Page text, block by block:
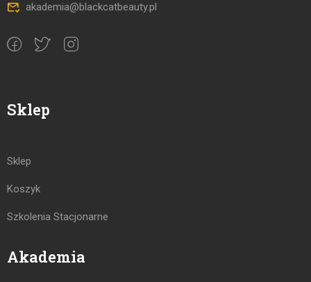
akademia@blackcatbeauty.pl
Sklep
Sklep
Koszyk
Szkolenia Stacjonarne
Akademia